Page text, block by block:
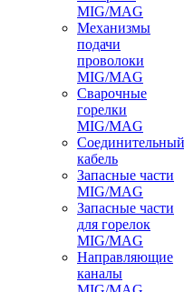
MIG/MAG
Механизмы
подачи
проволоки
MIG/MAG
Сварочные
горелки
MIG/MAG
Соединительный
кабель
Запасные части
MIG/MAG
Запасные части
для горелок
MIG/MAG
Направляющие
каналы